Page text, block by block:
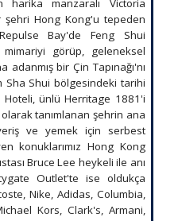
manzaralı Victoria
Hong Kong'u tepeden
Bay'de Feng Shui
görüp, geleneksel
bir Çin Tapınağı'nı
Sha Shui bölgesindeki tarihi
ünlü Herritage 1881'i
tanımlanan şehrin ana
ve yemek için serbest
konuklarımız Hong Kong
Bruce Lee heykeli ile anı
Outlet'te ise oldukça
Nike, Adidas, Columbia,
Kors, Clark's, Armani,